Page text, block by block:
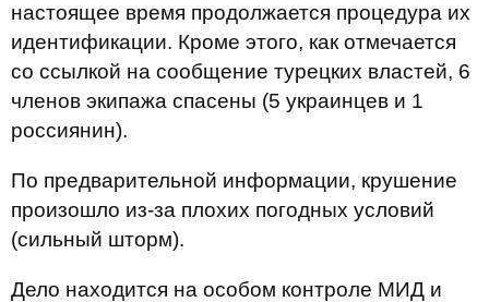
настоящее время продолжается процедура их
идентификации. Кроме этого, как отмечается
со ссылкой на сообщение турецких властей, 6
членов экипажа спасены (5 украинцев и 1
россиянин).
По предварительной информации, крушение
произошло из-за плохих погодных условий
(сильный шторм).
Дело находится на особом контроле МИД и